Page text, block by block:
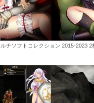
ルナソフトコレクション 2015-2023 2